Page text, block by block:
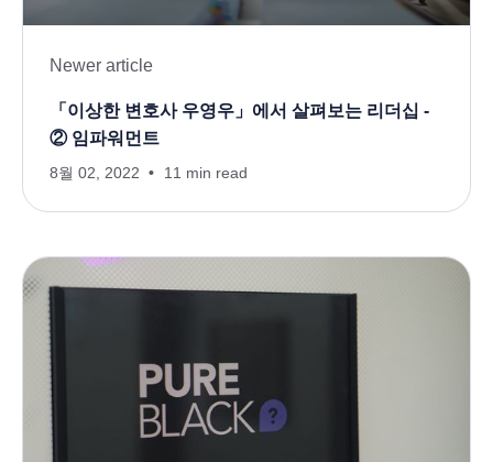
Newer article
「이상한 변호사 우영우」에서 살펴보는 리더십 -
② 임파워먼트
8월 02, 2022 11 min read